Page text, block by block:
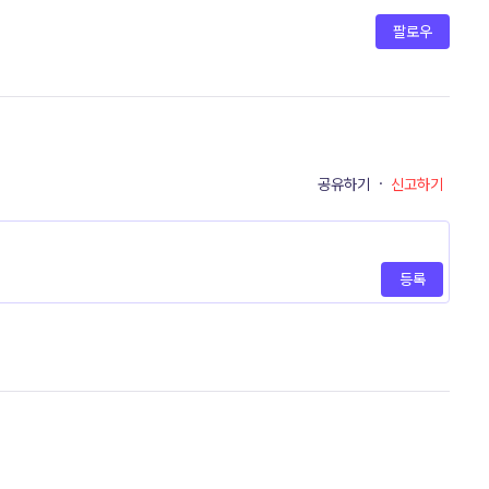
팔로우
공유하기 · 신고하기
등록